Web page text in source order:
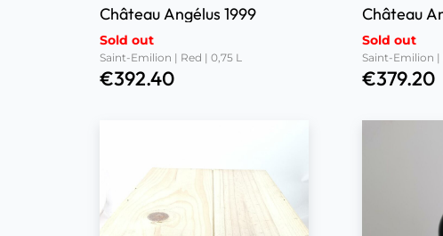
Château Angélus 1999
Sold out
Saint-Emilion | Red | 0,75 L
€392.40
Château
Sold out
Saint-Emilion |
€379.20